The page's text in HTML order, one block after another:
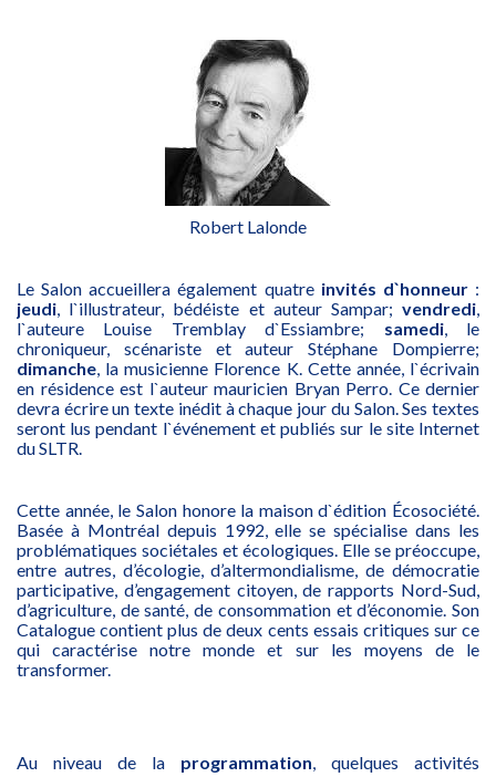
Robert Lalonde
Le Salon accueillera également quatre invités d`honneur:
jeudi, l`illustrateur, bédéiste et auteur Sampar; vendredi,
l`auteure Louise Tremblay d`Essiambre; samedi, le
chroniqueur, scénariste et auteur Stéphane Dompierre;
dimanche, la musicienne Florence K. Cette année, l`écrivain
en résidence est l`auteur mauricien Bryan Perro. Ce dernier
devra écrire un texte inédit à chaque jour du Salon. Ses textes
seront lus pendant l`événement et publiés sur le site Internet
du SLTR.
Cette année, le Salon honore la maison d`édition Écosociété.
Basée à Montréal depuis 1992, elle se spécialise dans les
problématiques sociétales et écologiques. Elle se préoccupe,
entre autres, d’écologie, d’altermondialisme, de démocratie
participative, d’engagement citoyen, de rapports Nord-Sud,
d’agriculture, de santé, de consommation et d’économie. Son
Catalogue contient plus de deux cents essais critiques sur ce
qui caractérise notre monde et sur les moyens de le
transformer.
Au niveau de la programmation, quelques activités